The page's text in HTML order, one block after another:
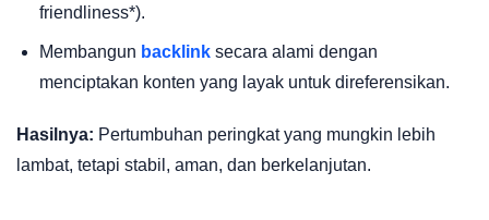
friendliness*).
Membangun backlinksecara alami dengan
menciptakan konten yang layak untuk direferensikan.
Hasilnya: Pertumbuhan peringkat yang mungkin lebih
lambat, tetapi stabil, aman, dan berkelanjutan.